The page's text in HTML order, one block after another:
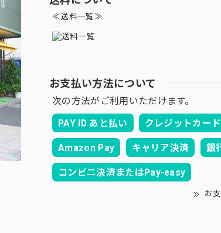
≪送料一覧≫
お支払い方法について
次の方法がご利用いただけます。
PAY ID あと払い
クレジットカード
Amazon Pay キャリア決済 銀
コンビニ決済またはPay-easy
お